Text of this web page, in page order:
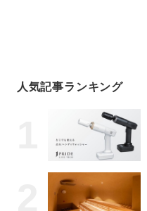
人気記事ランキング